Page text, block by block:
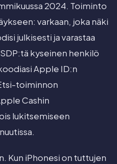
2024. Toiminto
varkaan, joka näki
julkisesti ja varastaa
kyseinen henkilö
Apple ID:n
toiminnon
Cashin
lukitsemiseen
Kun iPhonesi on tuttujen